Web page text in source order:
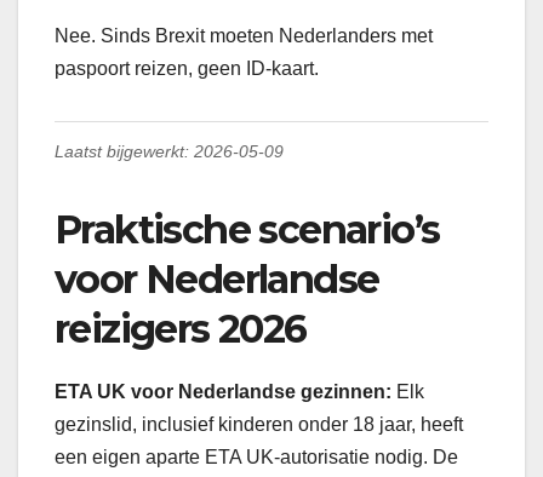
Nee. Sinds Brexit moeten Nederlanders met
paspoort reizen, geen ID-kaart.
Laatst bijgewerkt: 2026-05-09
Praktische scenario’s
voor Nederlandse
reizigers 2026
ETA UK voor Nederlandse gezinnen: Elk
gezinslid, inclusief kinderen onder 18 jaar, heeft
een eigen aparte ETA UK-autorisatie nodig. De